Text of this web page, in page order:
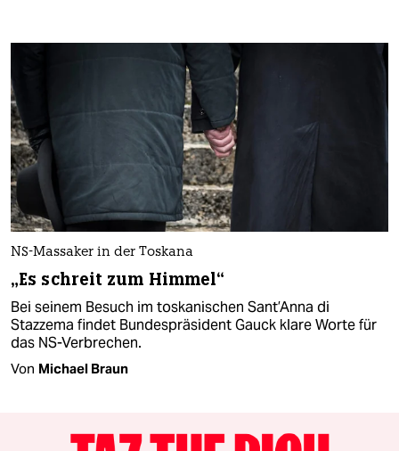
NS-Massaker in der Toskana
„Es schreit zum Himmel“
Bei seinem Besuch im toskanischen Sant’Anna di
Stazzema findet Bundespräsident Gauck klare Worte für
das NS-Verbrechen.
Von Michael Braun